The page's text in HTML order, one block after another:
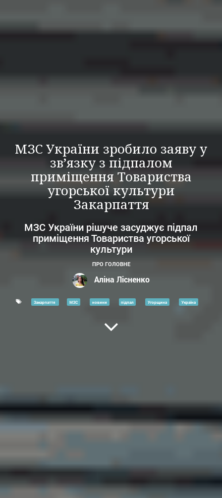
МЗС України зробило заяву у
зв’язку з підпалом
приміщення Товариства
угорської культури
Закарпаття
МЗС України рішуче засуджує підпал
приміщення Товариства угорської
культури
ПРО ГОЛОВНЕ
Аліна Лісненко
Закарпаття МЗС новини підпал Угорщина Україна